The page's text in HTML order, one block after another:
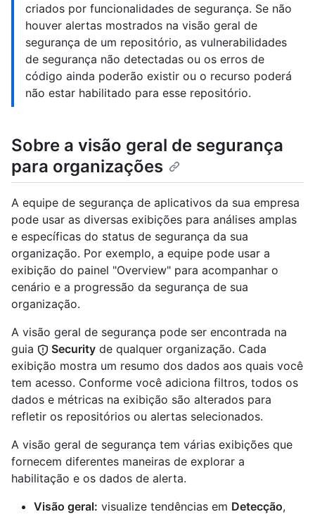
criados por funcionalidades de segurança. Se não
houver alertas mostrados na visão geral de
segurança de um repositório, as vulnerabilidades
de segurança não detectadas ou os erros de
código ainda poderão existir ou o recurso poderá
não estar habilitado para esse repositório.
Sobre a visão geral de segurança
para organizações
A equipe de segurança de aplicativos da sua empresa
pode usar as diversas exibições para análises amplas
e específicas do status de segurança da sua
organização. Por exemplo, a equipe pode usar a
exibição do painel "Overview" para acompanhar o
cenário e a progressão da segurança de sua
organização.
A visão geral de segurança pode ser encontrada na
guia
Security de qualquer organização. Cada
exibição mostra um resumo dos dados aos quais você
tem acesso. Conforme você adiciona filtros, todos os
dados e métricas na exibição são alterados para
refletir os repositórios ou alertas selecionados.
A visão geral de segurança tem várias exibições que
fornecem diferentes maneiras de explorar a
habilitação e os dados de alerta.
Visão geral: visualize tendências em Detecção,